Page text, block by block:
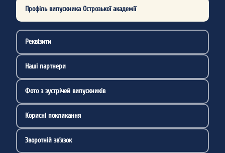
Профіль випускника Острозької академії
Реквізити
Наші партнери
Фото з зустрічей випускників
Корисні покликання
Зворотній зв’язок